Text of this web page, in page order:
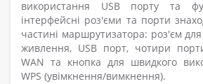
використання USB порту та
інтерфейсні роз'єми та порти
частині маршрутизатора: роз'єм
живлення, USB порт, чотири
WAN та кнопка для швидкого
WPS (увімкнення/вимкнення).